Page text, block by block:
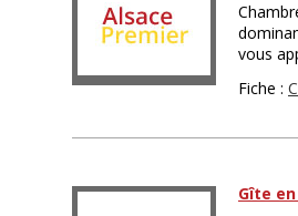
vous
Fiche :
Gîte